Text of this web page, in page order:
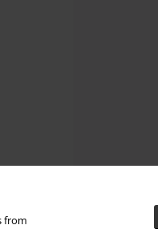
from